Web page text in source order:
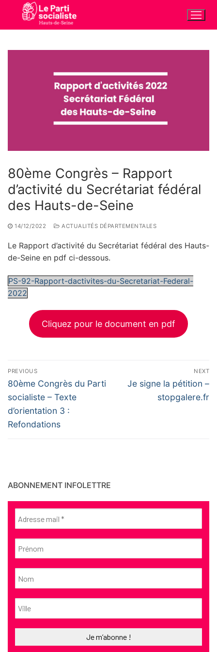
contenu
80ème Congrès – Rapport
d’activité du Secrétariat fédéral
des Hauts-de-Seine
14/12/2022 ACTUALITÉS DÉPARTEMENTALES
Le Rapport d’activité du Secrétariat fédéral des Hauts-
de-Seine en pdf ci-dessous.
PS-92-Rapport-dactivites-du-Secretariat-Federal-
2022
Cliquez pour le document en pdf
Navigation
de
l’article
PREVIOUS
Previous
post:
80ème Congrès du Parti
socialiste – Texte
d’orientation 3 :
Refondations
NEXT
Next
Je signe la pétition –
stopgalere.fr
ABONNEMENT INFOLETTRE